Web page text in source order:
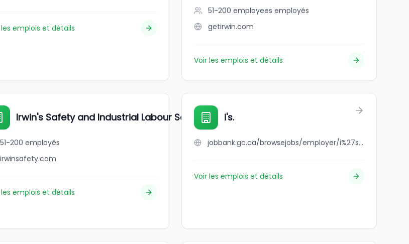
les emplois et détails
51-200 employees employés
getirwin.com
Voir les emplois et détails
Real Estate
Irwin's Safety and Industrial Labour Services Ltd
51-200 employés
irwinsafety.com
les emplois et détails
i's.
jobbank.gc.ca/browsejobs/employer/i%27s./ca
Voir les emplois et détails